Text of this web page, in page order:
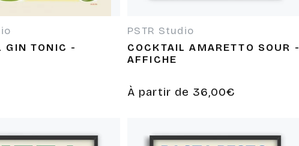
:
GIN TONIC -
Fournisseur :
PSTR Studio
COCKTAIL AMARETTO SOUR -
AFFICHE
Prix
À partir de 36,00€